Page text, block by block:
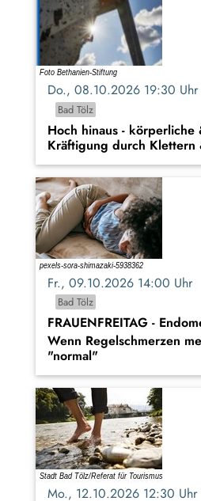
Do., 08.10.2026 19:30 Uhr
Bad Tölz
Hoch hinaus - körperliche
Kräftigung durch Klettern
Fr., 09.10.2026 14:00 Uhr
Bad Tölz
FRAUENFREITAG -
Wenn Regelschmerzen
"normal"
Mo., 12.10.2026 12:30 Uhr